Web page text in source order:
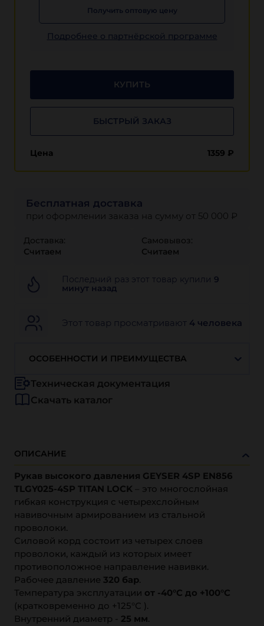
Получить оптовую цену
Подробнее о партнёрской программе
КУПИТЬ
БЫСТРЫЙ ЗАКАЗ
Цена 1359 ₽
Бесплатная доставка
при оформлении заказа на сумму от 50 000 ₽
Доставка:
Считаем
Самовывоз:
Считаем
Последний раз этот товар купили 9
минут назад
Этот товар просматривают 4 человека
ОСОБЕННОСТИ И ПРЕИМУЩЕСТВА
Техническая документация
Скачать каталог
ОПИСАНИЕ
Рукав высокого давления GEYSER 4SP EN856
TLGY025-4SP TITAN LOCK – это многослойная
гибкая конструкция с четырехслойным
навивочным армированием из стальной
проволоки.
Силовой корд состоит из четырех слоев
проволоки, каждый из которых имеет
противоположное направление навивки.
Рабочее давление 320 бар.
Температура эксплуатации от -40°С до +100°С
(кратковременно до +125°С ).
Внутренний диаметр - 25 мм.